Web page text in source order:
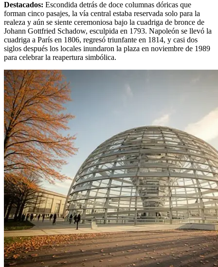
Destacados: Escondida detrás de doce columnas dóricas que
forman cinco pasajes, la vía central estaba reservada solo para la
realeza y aún se siente ceremoniosa bajo la cuadriga de bronce de
Johann Gottfried Schadow, esculpida en 1793. Napoleón se llevó la
cuadriga a París en 1806, regresó triunfante en 1814, y casi dos
siglos después los locales inundaron la plaza en noviembre de 1989
para celebrar la reapertura simbólica.